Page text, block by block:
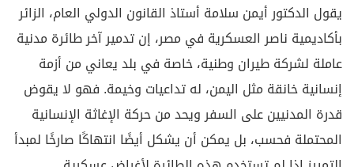
يقول الدكتور أيمن سلامة ‏أستاذ القانون الدولي العام، الزائر
بأكاديمية ناصر‏ العسكرية في مصر، إن تدمير آخر طائرة مدنية
عاملة لشركة طيران وطنية، خاصة في بلد يعاني من أزمة
إنسانية خانقة مثل اليمن، له تداعيات وخيمة. فهو لا يقوض
قدرة المدنيين على السفر ويحد من حركة الإغاثة الإنسانية
المحتملة فحسب، بل يمكن أن يشكل أيضًا انتهاكًا صارخًا لمبدأ